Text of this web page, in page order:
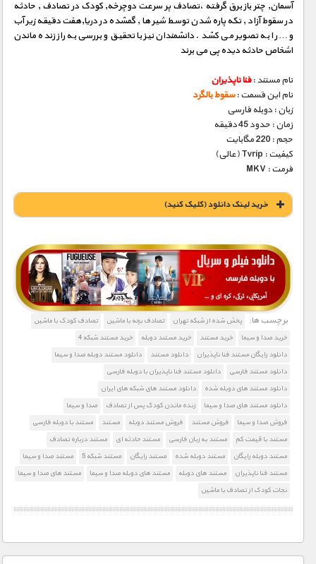
آسمان, چتر باز برق گرفته ،تصادف پر سرعت دوچرخه, کودک در تصادف , حادثه
در سقوط آزاد , تکه پاره شدن توسط شیر ها , گمشده در دریا,هفت دقیقه زیر آب
و… را به تصویر می کشد . دانشمندان نیز با تحقیق و بررسی به راز زنده ماندن
اشخاص حادثه دیده پی می برند
نام مستند :فنا ناپذیران
نام این قسمت :سقوط بالگرد
زبان : دوبله فارسی
زمان : حدود 45 دقیقه
حجم : 220 مگابایت
کیفیت : Tvrip (عالی)
فرمت : MKV
خريد لينک دانلود (کليک کنيد)
1900 تومان – خريد لينک دانلود (افزودن به سبد خريد)
برچسب ها: پخش شده از شبکه تهران تصادف بچه با ماشین
تصادف کودک با ماشین
خرید صدا و سیما
خرید مستند خرید مستند دوبله
خرید مستند شبکه 4
دانلود رایگان مستند فنا ناپذیران
دانلود مستند
دانلود مستند دوبله صدا و سیما
دانلود مستند فارسی
دانلود مستند فنا ناپذیران با دوبله فارسی
دانلود مستند های دوبله شده
دانلود مستند های شبکه های ایران
دانلود مستند های صدا و سیما
زنده ماندن کودک پس از تصادف
صدا و سیما
فروش صدا و سیما
فروش مستند فروش مستند دوبله مستند
مستند با دوبله فارسی
مستند با قیمت کم
مستند به زبان فارسی مستند حادثه ای
مستند درباره تصادف
مستند دوبله رایگان
مستند دوبله شده مستند رایگان مستند شبکه 5
مستند صدا و سیما
مستند فنا ناپذیران
مستند های دوبله مستند های دوبله صدا و سیما
مستند های صدا و سیما
نجات کودک از تصادف با ماشین